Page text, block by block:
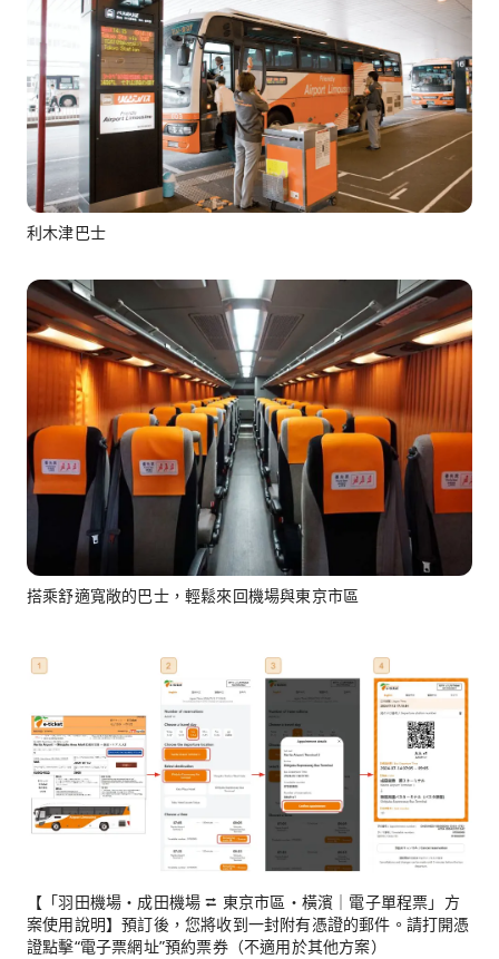
利木津巴士
搭乘舒適寬敞的巴士，輕鬆來回機場與東京市區
【「羽田機場・成田機場 ⮂ 東京市區・橫濱｜電子單程票」方
案使用說明】預訂後，您將收到一封附有憑證的郵件。請打開憑
證點擊“電子票網址”預約票券（不適用於其他方案）